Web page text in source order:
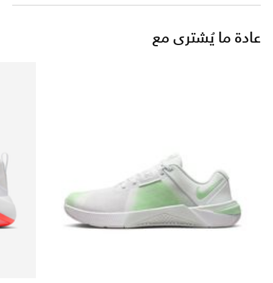
عادة ما يُشترى مع